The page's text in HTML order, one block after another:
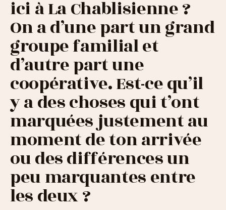
ici à La Chablisienne ?
On a d’une part un grand
groupe familial et
d’autre part une
coopérative. Est-ce qu’il
y a des choses qui t’ont
marquées justement au
moment de ton arrivée
ou des différences un
peu marquantes entre
les deux ?